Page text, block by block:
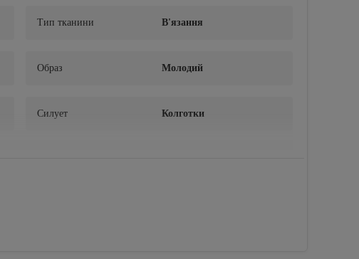
Тип тканини В'язання
Образ Молодий
Силует Колготки